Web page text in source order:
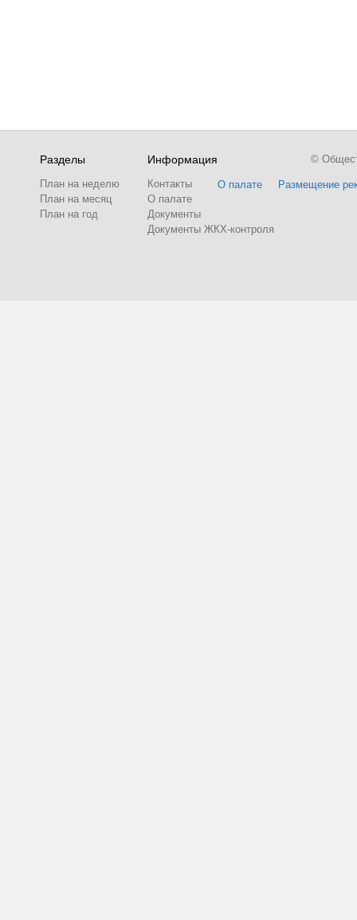
Разделы
План на неделю
План на месяц
План на год
Информация
Контакты
О палате
Документы
Документы ЖКХ-контроля
О палате Размещение
©